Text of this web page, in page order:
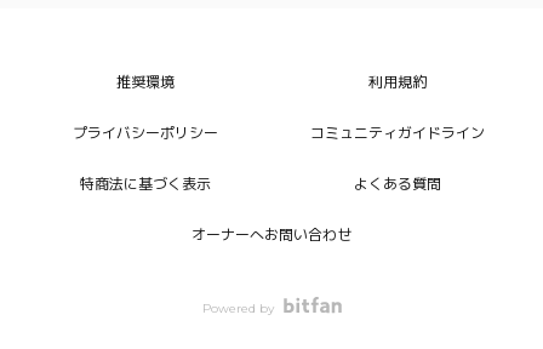
推奨環境 利用規約
プライバシーポリシー コミュニティガイドライン
特商法に基づく表示 よくある質問
オーナーへお問い合わせ
Powered by